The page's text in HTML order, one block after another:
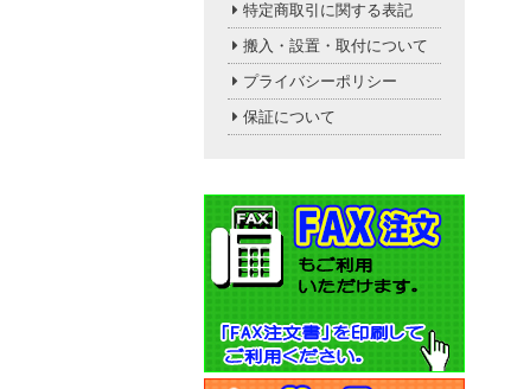
特定商取引に関する表記
搬入・設置・取付について
プライバシーポリシー
保証について